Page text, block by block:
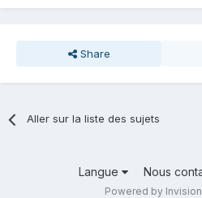
Share
Aller sur la liste des sujets
Langue Nous
Powered by